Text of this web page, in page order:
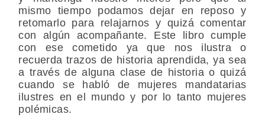
mismo tiempo podamos dejar en reposo y
retomarlo para relajarnos y quizá comentar
con algún acompañante. Este libro cumple
con ese cometido ya que nos ilustra o
recuerda trazos de historia aprendida, ya sea
a través de alguna clase de historia o quizá
cuando se habló de mujeres mandatarias
ilustres en el mundo y por lo tanto mujeres
polémicas.